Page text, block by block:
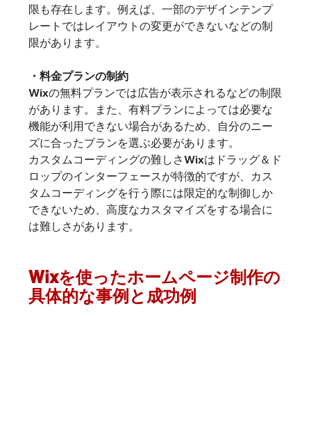
限も存在します。例えば、一部のデザインテンプ
レートではレイアウトの変更ができないなどの制
限があります。
・料金プランの制約
Wixの無料プランでは広告が表示されるなどの制限
があります。また、有料プランによっては必要な
機能が利用できない場合があるため、自分のニー
ズに合ったプランを選ぶ必要があります。
カスタムコーディングの難しさWixはドラッグ＆ド
ロップのインターフェースが特徴的ですが、カス
タムコーディングを行う際には限定的な制御しか
できないため、高度なカスタマイズをする場合に
は難しさがあります。
Wixを使ったホームページ制作の
具体的な事例と成功例